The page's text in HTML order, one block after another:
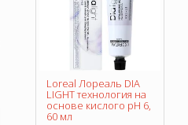
Loreal Лореаль DIA
LIGHT технология на
основе кислого pH 6,
60 мл